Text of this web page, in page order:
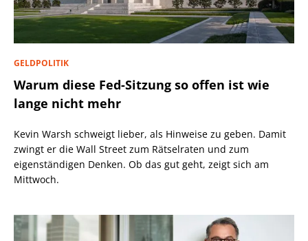
GELDPOLITIK
Warum diese Fed-Sitzung so offen ist wie
lange nicht mehr
Kevin Warsh schweigt lieber, als Hinweise zu geben. Damit
zwingt er die Wall Street zum Rätselraten und zum
eigenständigen Denken. Ob das gut geht, zeigt sich am
Mittwoch.